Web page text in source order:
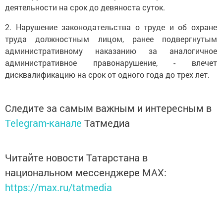
деятельности на срок до девяноста суток.
2. Нарушение законодательства о труде и об охране
труда должностным лицом, ранее подвергнутым
административному наказанию за аналогичное
административное правонарушение, - влечет
дисквалификацию на срок от одного года до трех лет.
Следите за самым важным и интересным в
Telegram-канале Татмедиа
Читайте новости Татарстана в
национальном мессенджере MАХ:
https://max.ru/tatmedia